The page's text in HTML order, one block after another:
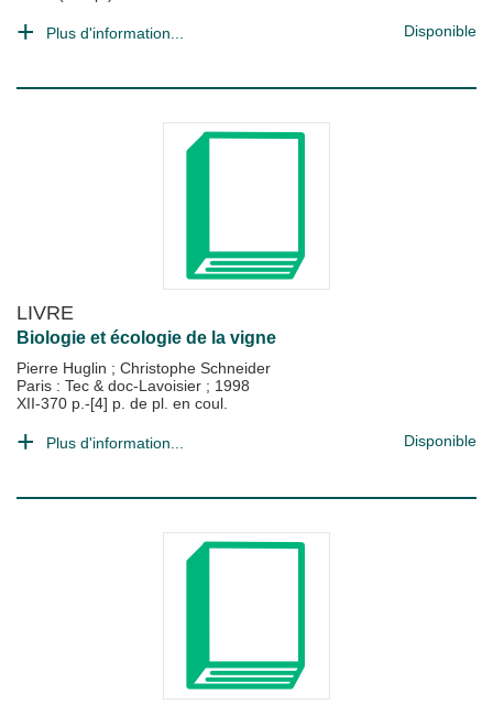
Plus d'information... Disponible
LIVRE
Biologie et écologie de la vigne
Pierre Huglin ; Christophe Schneider
Paris : Tec & doc-Lavoisier ; 1998
XII-370 p.-[4] p. de pl. en coul.
Plus d'information... Disponible